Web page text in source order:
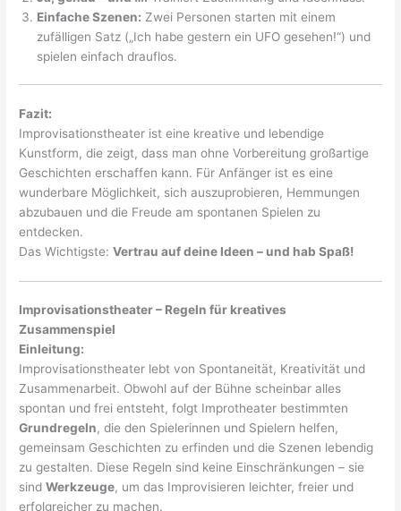
Einfache Szenen: Zwei Personen starten mit einem
zufälligen Satz („Ich habe gestern ein UFO gesehen!“) und
spielen einfach drauflos.
Fazit:
Improvisationstheater ist eine kreative und lebendige
Kunstform, die zeigt, dass man ohne Vorbereitung großartige
Geschichten erschaffen kann. Für Anfänger ist es eine
wunderbare Möglichkeit, sich auszuprobieren, Hemmungen
abzubauen und die Freude am spontanen Spielen zu
entdecken.
Das Wichtigste:Vertrau auf deine Ideen – und hab Spaß!
Improvisationstheater – Regeln für kreatives
Zusammenspiel
Einleitung:
Improvisationstheater lebt von Spontaneität, Kreativität und
Zusammenarbeit. Obwohl auf der Bühne scheinbar alles
spontan und frei entsteht, folgt Improtheater bestimmten
Grundregeln, die den Spielerinnen und Spielern helfen,
gemeinsam Geschichten zu erfinden und die Szenen lebendig
zu gestalten. Diese Regeln sind keine Einschränkungen – sie
sindWerkzeuge, um das Improvisieren leichter, freier und
erfolgreicher zu machen.